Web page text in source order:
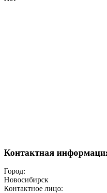
Контактная
Город:
Новосибирск
Контактное лицо: